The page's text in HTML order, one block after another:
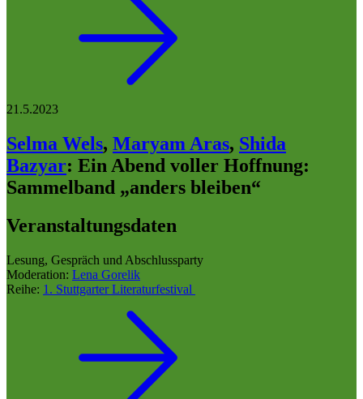
21.5.2023
Selma Wels, Maryam Aras, Shida
Bazyar: Ein Abend voller Hoffnung:
Sammelband „anders bleiben“
Veranstaltungsdaten
Lesung, Gespräch und Abschlussparty
Moderation: Lena Gorelik
Reihe: 1. Stuttgarter Literaturfestival